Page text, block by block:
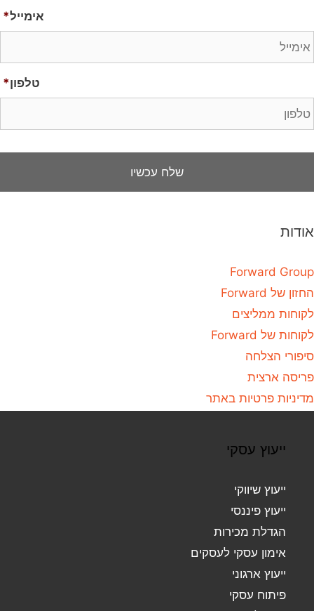
אימייל*
טלפון*
אודות
Forward Group
החזון של Forward
לקוחות ממליצים
לקוחות של Forward
סיפורי הצלחה
פריסה ארצית
מדיניות פרטיות באתר
ייעוץ עסקי
ייעוץ שיווקי
ייעוץ פיננסי
הגדלת מכירות
אימון עסקי לעסקים
ייעוץ ארגוני
פיתוח עסקי